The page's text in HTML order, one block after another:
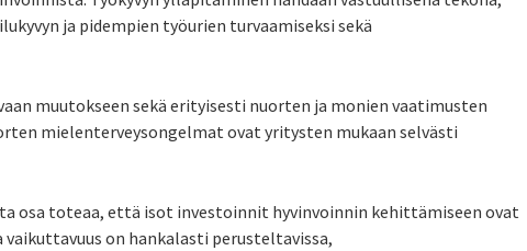
ja pidempien työurien turvaamiseksi sekä
muutokseen sekä erityisesti nuorten ja monien vaatimusten
mielenterveysongelmat ovat yritysten mukaan selvästi
osa toteaa, että isot investoinnit hyvinvoinnin kehittämiseen ovat
on hankalasti perusteltavissa,